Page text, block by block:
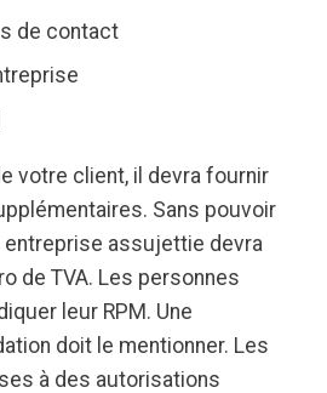
de contact
votre client, il devra fournir
Sans pouvoir
assujettie devra
de TVA. Les personnes
leur RPM. Une
doit le mentionner. Les
à des autorisations